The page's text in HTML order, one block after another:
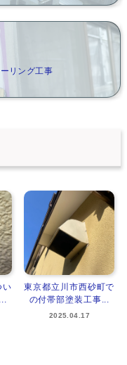
リング工事
い
東京都立川市西砂町で
の付帯部塗装工事...
2025.04.17